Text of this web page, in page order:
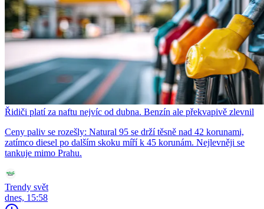
Řidiči platí za naftu nejvíc od dubna. Benzín ale překvapivě zlevnil
Ceny paliv se rozešly: Natural 95 se drží těsně nad 42 korunami,
zatímco diesel po dalším skoku míří k 45 korunám. Nejlevněji se
tankuje mimo Prahu.
Trendy svět
dnes, 15:58